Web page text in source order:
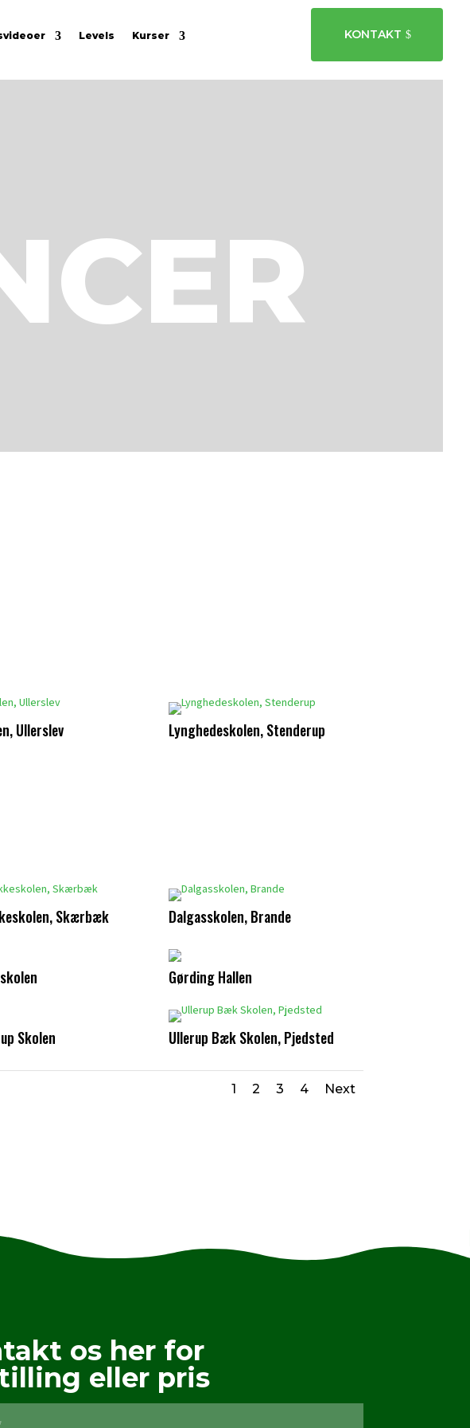
Levels
Kurser
KONTAKT
Ullerslev Lynghedeskolen, Stenderup
Skærbæk Dalgasskolen, Brande
Gørding Hallen
Skolen Ullerup Bæk Skolen, Pjedsted
1 2 3 4 Next
os her for
eller pris